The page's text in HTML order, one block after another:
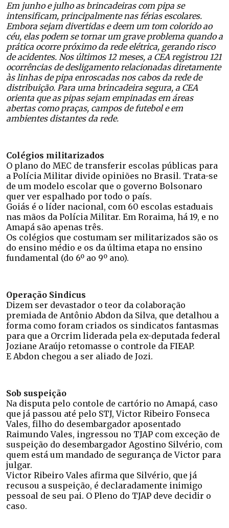
Em junho e julho as brincadeiras com pipa se
intensificam, principalmente nas férias escolares.
Embora sejam divertidas e deem um tom colorido ao
céu, elas podem se tornar um grave problema quando a
prática ocorre próximo da rede elétrica, gerando risco
de acidentes. Nos últimos 12 meses, a CEA registrou 121
ocorrências de desligamento relacionadas diretamente
às linhas de pipa enroscadas nos cabos da rede de
distribuição. Para uma brincadeira segura, a CEA
orienta que as pipas sejam empinadas em áreas
abertas como praças, campos de futebol e em
ambientes distantes da rede.
Colégios militarizados
O plano do MEC de transferir escolas públicas para
a Polícia Militar divide opiniões no Brasil. Trata-se
de um modelo escolar que o governo Bolsonaro
quer ver espalhado por todo o país.
Goiás é o líder nacional, com 60 escolas estaduais
nas mãos da Polícia Militar. Em Roraima, há 19, e no
Amapá são apenas três.
Os colégios que costumam ser militarizados são os
do ensino médio e os da última etapa no ensino
fundamental (do 6º ao 9º ano).
Operação Sindicus
Dizem ser devastador o teor da colaboração
premiada de Antônio Abdon da Silva, que detalhou a
forma como foram criados os sindicatos fantasmas
para que a Orcrim liderada pela ex-deputada federal
Joziane Araújo retomasse o controle da FIEAP.
E Abdon chegou a ser aliado de Jozi.
Sob suspeição
Na disputa pelo contole de cartório no Amapá, caso
que já passou até pelo STJ, Victor Ribeiro Fonseca
Vales, filho do desembargador aposentado
Raimundo Vales, ingressou no TJAP com exceção de
suspeição do desembargador Agostino Silvério, com
quem está um mandado de segurança de Victor para
julgar.
Victor Ribeiro Vales afirma que Silvério, que já
recusou a suspeição, é declaradamente inimigo
pessoal de seu pai. O Pleno do TJAP deve decidir o
caso.